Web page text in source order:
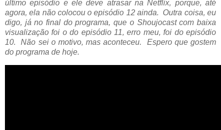
último episódio e ele deve atrasar na Netflix, porque, até
agora, ela não colocou o episódio 12 ainda. Outra coisa, eu
digo, já no final do programa, que o Shoujocast com baixa
visualização foi o do episódio 11, erro meu, foi do episódio
10. Não sei o motivo, mas aconteceu. Espero que gostem
do programa de hoje.